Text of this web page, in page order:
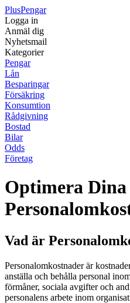
PlusPengar
Logga in
Anmäl dig
Nyhetsmail
Kategorier
Pengar
Lån
Besparingar
Försäkring
Konsumtion
Rådgivning
Bostad
Bilar
Odds
Företag
Optimera Dina
Vad är
Personalomkostnader är
anställa och behålla personal
förmåner, sociala avgifter och
personalens arbete inom